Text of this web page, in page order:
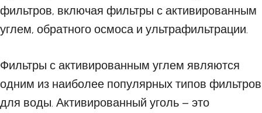
фильтров, включая фильтры с активированным
углем, обратного осмоса и ультрафильтрации.
Фильтры с активированным углем являются
одним из наиболее популярных типов фильтров
для воды. Активированный уголь – это